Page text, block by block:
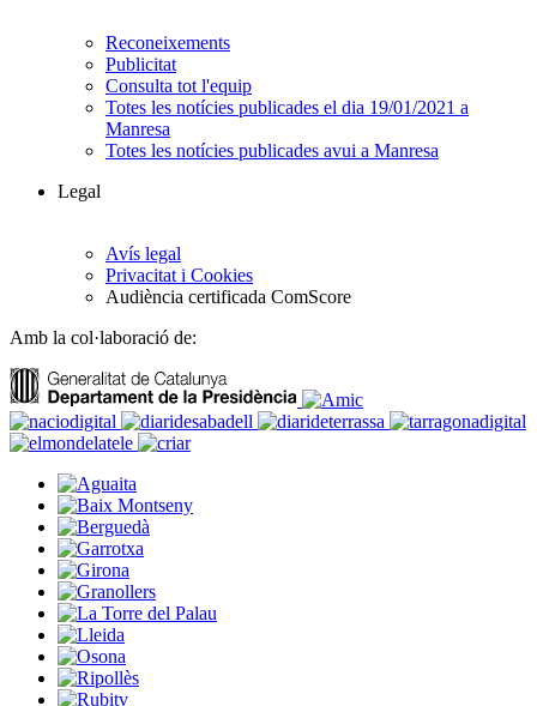
Reconeixements
Publicitat
Consulta tot l'equip
Totes les notícies publicades el dia 19/01/2021 a
Manresa
Totes les notícies publicades avui a Manresa
Legal
Avís legal
Privacitat i Cookies
Audiència certificada ComScore
Amb la col·laboració de: